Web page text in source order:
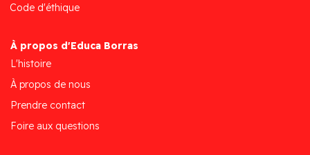
Code d'éthique
À propos d'Educa Borras
L'histoire
À propos de nous
Prendre contact
Foire aux questions